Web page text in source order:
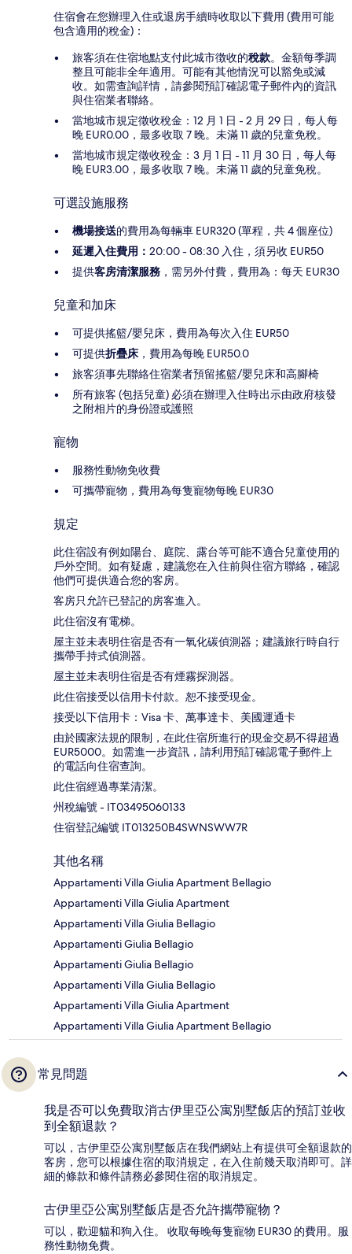
住宿會在您辦理入住或退房手續時收取以下費用 (費用可能
包含適用的稅金)：
旅客須在住宿地點支付此城市徴收的稅款。金額每季調
整且可能非全年適用。可能有其他情況可以豁免或減
收。如需查詢詳情，請參閱預訂確認電子郵件內的資訊
與住宿業者聯絡。
當地城市規定徵收稅金：12 月 1 日 - 2 月 29 日，每人每
晚 EUR0.00，最多收取 7 晚。未滿 11 歲的兒童免稅。
當地城市規定徵收稅金：3 月 1 日 - 11 月 30 日，每人每
晚 EUR3.00，最多收取 7 晚。未滿 11 歲的兒童免稅。
可選設施服務
機場接送的費用為每輛車 EUR320 (單程，共 4 個座位)
延遲入住費用： 20:00 - 08:30 入住，須另收 EUR50
提供客房清潔服務 ，需另外付費，費用為：每天 EUR30
兒童和加床
可提供搖籃/嬰兒床，費用為每次入住 EUR50
可提供折疊床 ，費用為每晚 EUR50.0
旅客須事先聯絡住宿業者預留搖籃/嬰兒床和高腳椅
所有旅客 (包括兒童) 必須在辦理入住時出示由政府核發
之附相片的身份證或護照
寵物
服務性動物免收費
可攜帶寵物，費用為每隻寵物每晚 EUR30
規定
此住宿設有例如陽台、庭院、露台等可能不適合兒童使用的
戶外空間。如有疑慮，建議您在入住前與住宿方聯絡，確認
他們可提供適合您的客房。
客房只允許已登記的房客進入。
此住宿沒有電梯。
屋主並未表明住宿是否有一氧化碳偵測器；建議旅行時自行
攜帶手持式偵測器。
屋主並未表明住宿是否有煙霧探測器。
此住宿接受以信用卡付款。恕不接受現金。
接受以下信用卡：Visa 卡、萬事達卡、美國運通卡
由於國家法規的限制，在此住宿所進行的現金交易不得超過
EUR5000。如需進一步資訊，請利用預訂確認電子郵件上
的電話向住宿查詢。
此住宿經過專業清潔。
州稅編號 - IT03495060133
住宿登記編號 IT013250B4SWNSWW7R
其他名稱
Appartamenti Villa Giulia Apartment Bellagio
Appartamenti Villa Giulia Apartment
Appartamenti Villa Giulia Bellagio
Appartamenti Giulia Bellagio
Appartamenti Giulia Bellagio
Appartamenti Villa Giulia Bellagio
Appartamenti Villa Giulia Apartment
Appartamenti Villa Giulia Apartment Bellagio
常見問題
我是否可以免費取消古伊里亞公寓別墅飯店的預訂並收
到全額退款？
可以，古伊里亞公寓別墅飯店在我們網站上有提供可全額退款的
客房，您可以根據住宿的取消規定，在入住前幾天取消即可。詳
細的條款和條件請務必參閱住宿的取消規定。
古伊里亞公寓別墅飯店是否允許攜帶寵物？
可以，歡迎貓和狗入住。 收取每晚每隻寵物 EUR30 的費用。服
務性動物免費。